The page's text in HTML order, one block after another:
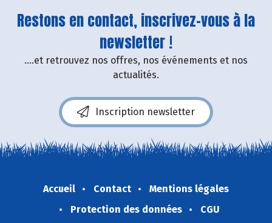
Restons en contact, inscrivez-vous à la
newsletter !
....et retrouvez nos offres, nos événements et nos
actualités.
Inscription newsletter
Accueil Contact
Mentions légales
Protection des données
CGU